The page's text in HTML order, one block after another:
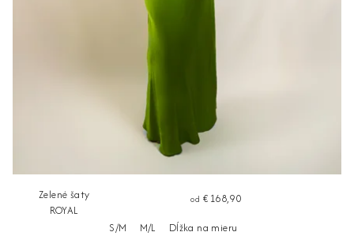
Zelené šaty
ROYAL
od €168,90
S/M
M/L Dĺžka na mieru